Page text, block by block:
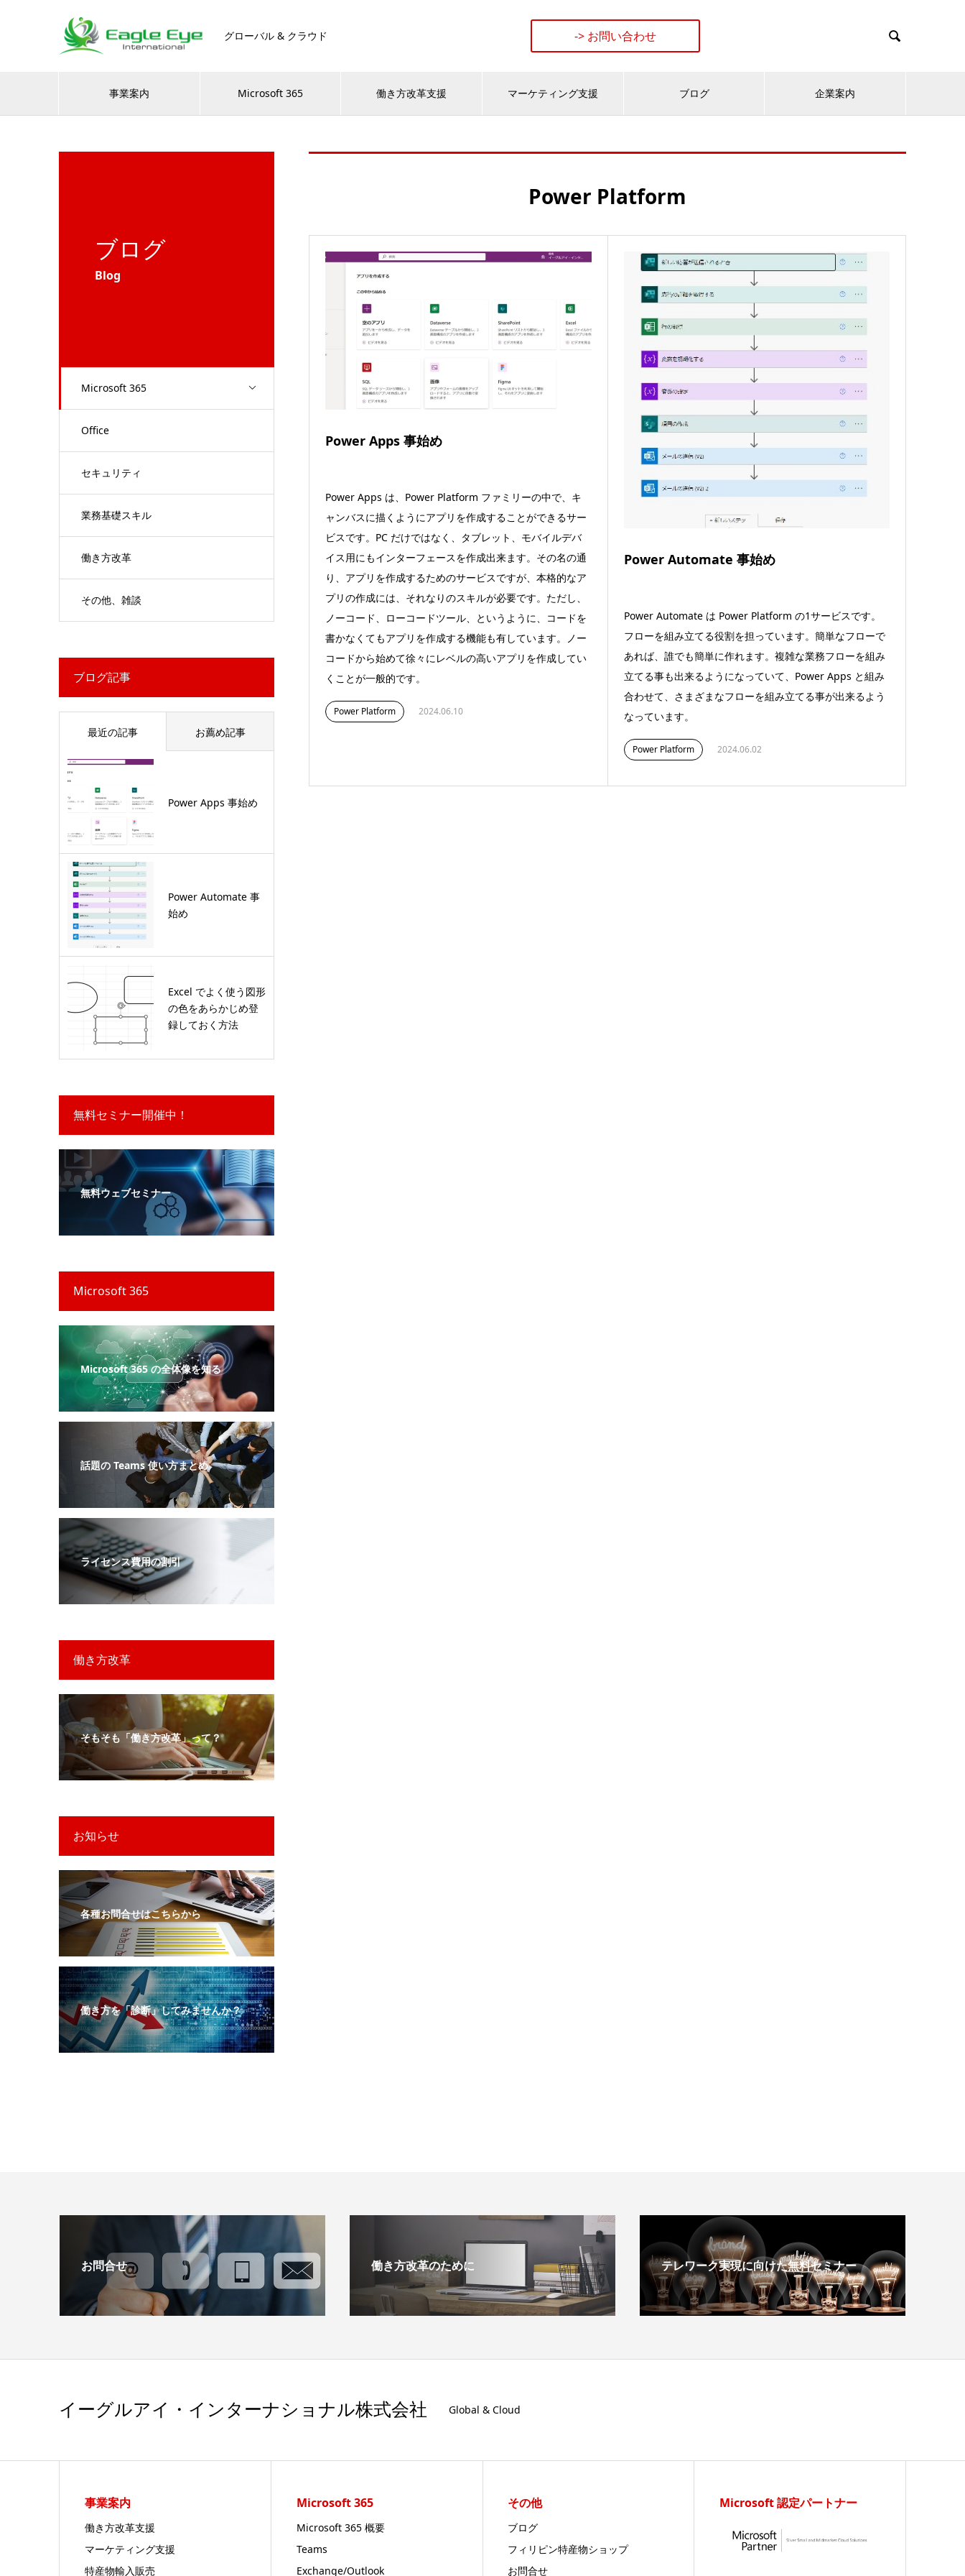
グローバル & クラウド -> お問い合わせ 
事業案内 Microsoft 365 働き方改革支援 マーケティング支援 ブログ 企業案内
ブログ
Blog
Microsoft 365
Office
セキュリティ
業務基礎スキル
働き方改革
その他、雑談
Power Platform
Power Apps 事始め
Power Apps は、Power Platform ファミリーの中で、キ
ャンバスに描くようにアプリを作成することができるサー
ビスです。PC だけではなく、タブレット、モバイルデバ
イス用にもインターフェースを作成出来ます。その名の通
り、アプリを作成するためのサービスですが、本格的なア
プリの作成には、それなりのスキルが必要です。ただし、
ノーコード、ローコードツール、というように、コードを
書かなくてもアプリを作成する機能も有しています。ノー
コードから始めて徐々にレベルの高いアプリを作成してい
くことが一般的です。
Power Platform 2024.06.10
Power Automate 事始め
Power Automate は Power Platform の1サービスです。
フローを組み立てる役割を担っています。簡単なフローで
あれば、誰でも簡単に作れます。複雑な業務フローを組み
立てる事も出来るようになっていて、Power Apps と組み
合わせて、さまざまなフローを組み立てる事が出来るよう
なっています。
Power Platform 2024.06.02
ブログ記事
最近の記事 お薦め記事
Power Apps 事始め
Power Automate 事
始め
Excel でよく使う図形
の色をあらかじめ登
録しておく方法
無料セミナー開催中！
無料ウェブセミナー
Microsoft 365
Microsoft 365 の全体像を知る
話題の Teams 使い方まとめ
ライセンス費用の割引
働き方改革
そもそも「働き方改革」って？
お知らせ
各種お問合せはこちらから
働き方を「診断」してみませんか？
お問合せ 働き方改革のために テレワーク実現に向けた無料セミナー
イーグルアイ・インターナショナル株式会社 Global & Cloud
事業案内
働き方改革支援
マーケティング支援
特産物輸入販売
Microsoft 365
Microsoft 365 概要
Teams
Exchange/Outlook
その他
ブログ
フィリピン特産物ショップ
お問合せ
Microsoft 認定パートナー